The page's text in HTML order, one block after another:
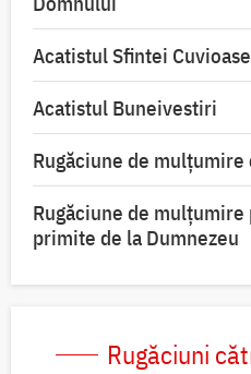
Acatistul Sfintei
Acatistul Buneivestiri
Rugăciune de
Rugăciune de
primite de la Dumnezeu
Rugăciuni